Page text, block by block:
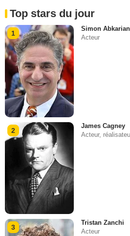
Top stars du jour
1
Simon Abkarian
Acteur
2
James Cagney
Acteur,
3
Tristan Zanchi
Acteur